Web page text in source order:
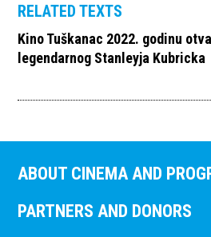
RELATED TEXTS
Kino Tuškanac 2022. godinu
legendarnog Stanleyja Kubricka
ABOUT CINEMA AND
PARTNERS AND DONORS